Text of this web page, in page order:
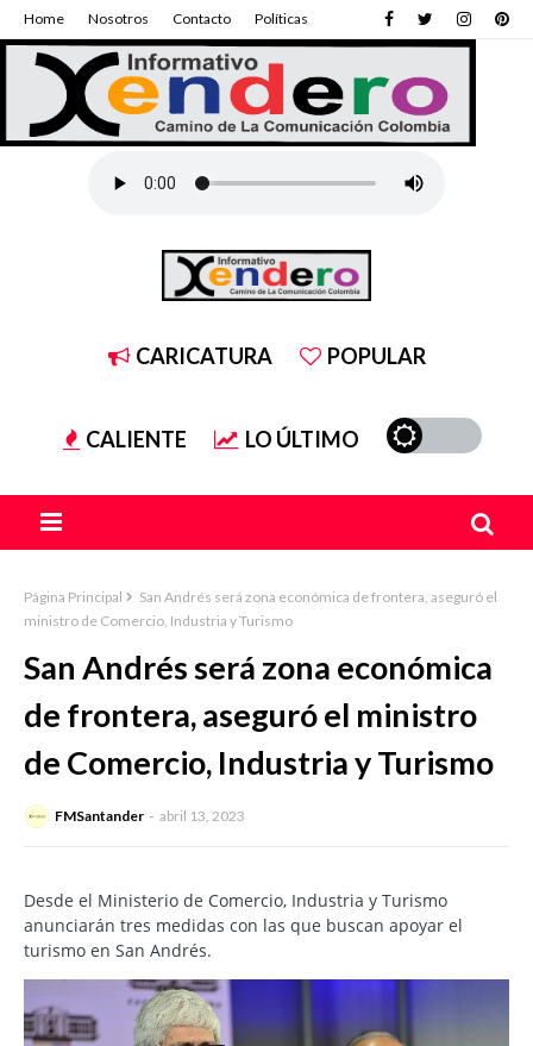
Home Nosotros Contacto Políticas
CARICATURA POPULAR
CALIENTE LO ÚLTIMO
Página Principal
San Andrés será zona económica de frontera, aseguró el
ministro de Comercio, Industria y Turismo
San Andrés será zona económica
de frontera, aseguró el ministro
de Comercio, Industria y Turismo
FMSantander abril 13, 2023
Desde el Ministerio de Comercio, Industria y Turismo
anunciarán tres medidas con las que buscan apoyar el
turismo en San Andrés.